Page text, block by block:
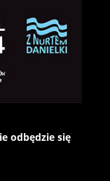
odbędzie się